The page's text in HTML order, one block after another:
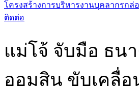
โครงสร้างการบริหารงานบุคลากรกล่
ติดต่อ
แม่โจ้ จับมือ ธน
ออมสิน ขับเคลื่